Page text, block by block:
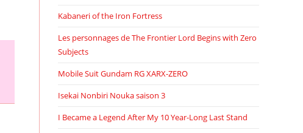
Kabaneri of the Iron Fortress
Les personnages de The Frontier Lord Begins with Zero
Subjects
Mobile Suit Gundam RG XARX-ZERO
Isekai Nonbiri Nouka saison 3
I Became a Legend After My 10 Year-Long Last Stand